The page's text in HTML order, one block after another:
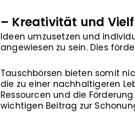
– Kreativität und
Ideen umzusetzen und
angewiesen zu sein. Dies
Tauschbörsen bieten somit
die zu einer nachhaltigeren
Ressourcen und die
wichtigen Beitrag zur